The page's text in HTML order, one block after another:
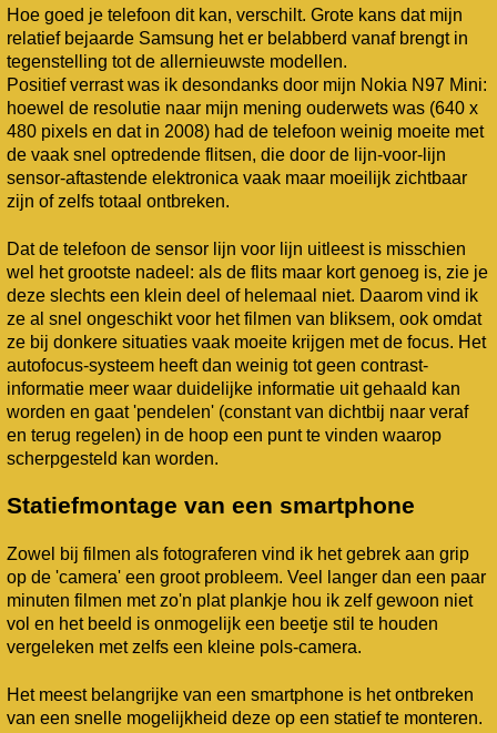
Hoe goed je telefoon dit kan, verschilt. Grote kans dat mijn
relatief bejaarde Samsung het er belabberd vanaf brengt in
tegenstelling tot de allernieuwste modellen.
Positief verrast was ik desondanks door mijn Nokia N97 Mini:
hoewel de resolutie naar mijn mening ouderwets was (640 x
480 pixels en dat in 2008) had de telefoon weinig moeite met
de vaak snel optredende flitsen, die door de lijn-voor-lijn
sensor-aftastende elektronica vaak maar moeilijk zichtbaar
zijn of zelfs totaal ontbreken.
Dat de telefoon de sensor lijn voor lijn uitleest is misschien
wel het grootste nadeel: als de flits maar kort genoeg is, zie je
deze slechts een klein deel of helemaal niet. Daarom vind ik
ze al snel ongeschikt voor het filmen van bliksem, ook omdat
ze bij donkere situaties vaak moeite krijgen met de focus. Het
autofocus-systeem heeft dan weinig tot geen contrast-
informatie meer waar duidelijke informatie uit gehaald kan
worden en gaat 'pendelen' (constant van dichtbij naar veraf
en terug regelen) in de hoop een punt te vinden waarop
scherpgesteld kan worden.
Statiefmontage van een smartphone
Zowel bij filmen als fotograferen vind ik het gebrek aan grip
op de 'camera' een groot probleem. Veel langer dan een paar
minuten filmen met zo'n plat plankje hou ik zelf gewoon niet
vol en het beeld is onmogelijk een beetje stil te houden
vergeleken met zelfs een kleine pols-camera.
Het meest belangrijke van een smartphone is het ontbreken
van een snelle mogelijkheid deze op een statief te monteren.